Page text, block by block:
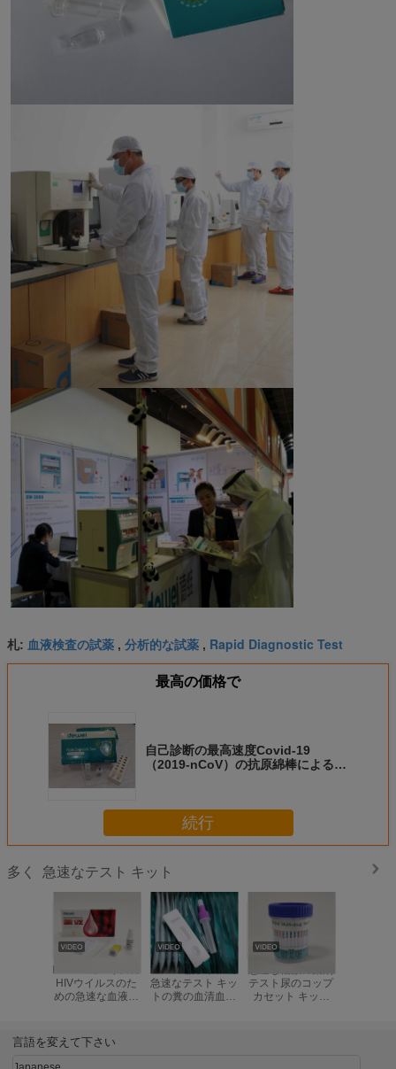
札: 血液検査の試薬 , 分析的な試薬 , Rapid Diagnostic Test
最高の価格で
自己診断の最高速度Covid-19
（2019-nCoV）の抗原綿棒による急
続行
多く 急速なテスト キット
HIVウイルスのた
めの急速な血液検
15mins腸チフスの
急速なテスト キッ
トの糞の血清血し
テスト尿のコップ
カセット キット
言語を変えて下さい